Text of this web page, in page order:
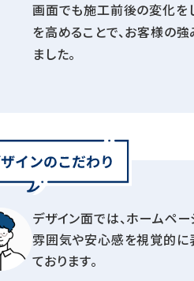
画面でも施工前後の変化を
を高めることで、お客様の
ました。
デザイン面では、ホームペ
雰囲気や安心感を視覚的に
ております。